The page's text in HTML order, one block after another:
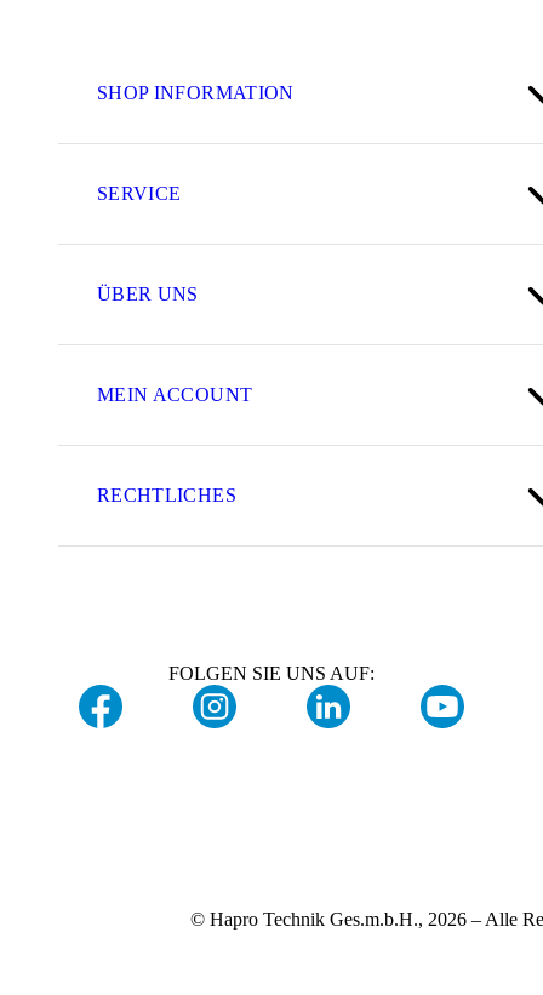
SHOP INFORMATION
SERVICE
ÜBER UNS
MEIN ACCOUNT
RECHTLICHES
FOLGEN SIE UNS AUF:
© Hapro Technik Ges.m.b.H., 2026 – Alle